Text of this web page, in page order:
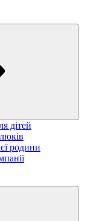
дітей
родини